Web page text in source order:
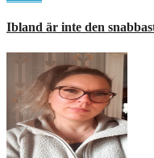
Ibland är inte den